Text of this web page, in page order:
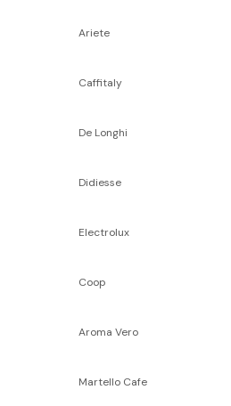
Ariete
Caffitaly
De Longhi
Didiesse
Electrolux
Coop
Aroma Vero
Martello Cafe